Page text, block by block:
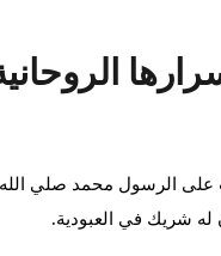
الرسول محمد صلي
له شريك في العبودية.